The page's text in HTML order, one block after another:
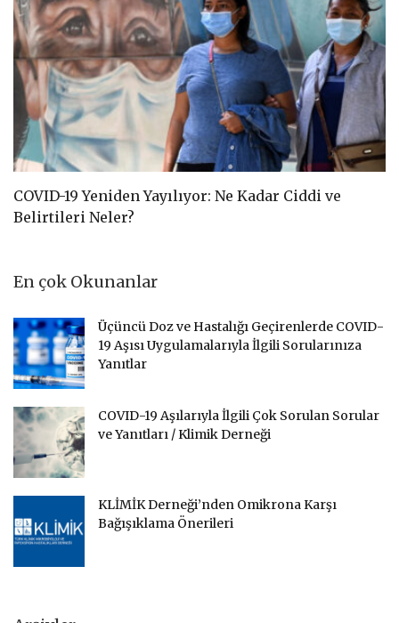
COVID-19 Yeniden Yayılıyor: Ne Kadar Ciddi ve
Belirtileri Neler?
En çok Okunanlar
Üçüncü Doz ve Hastalığı Geçirenlerde COVID-
19 Aşısı Uygulamalarıyla İlgili Sorularınıza
Yanıtlar
COVID-19 Aşılarıyla İlgili Çok Sorulan Sorular
ve Yanıtları / Klimik Derneği
KLİMİK Derneği’nden Omikrona Karşı
Bağışıklama Önerileri